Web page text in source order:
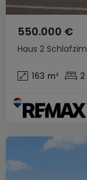
Haus 2
550.000 €
163 m² 2